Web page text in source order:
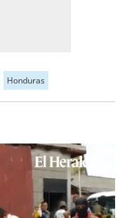
Honduras